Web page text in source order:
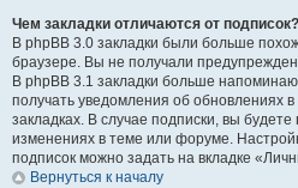
Чем закладки отличаются от подписок?
В phpBB 3.0 закладки были больше
браузере. Вы не получали
В phpBB 3.1 закладки больше
получать уведомления об обновлениях
закладках. В случае подписки, вы
изменениях в теме или форуме.
подписок можно задать на вкладке
Вернуться к началу